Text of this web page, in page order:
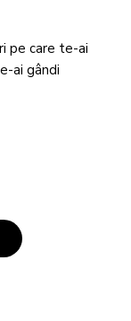
pe care te-ai
ai gândi